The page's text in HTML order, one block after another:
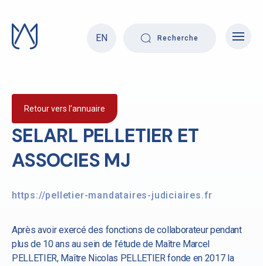
content
EN
Recherche
SELARL PELLETIER ET
ASSOCIES MJ
Retour vers l’annuaire
https://pelletier-mandataires-judiciaires.fr
Après avoir exercé des fonctions de collaborateur pendant
plus de 10 ans au sein de l’étude de Maître Marcel
PELLETIER, Maître Nicolas PELLETIER fonde en 2017 la